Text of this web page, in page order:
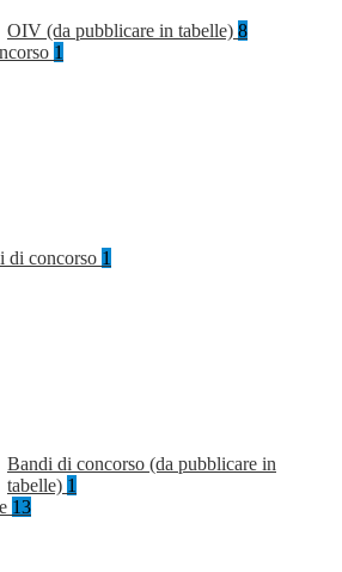
OIV (da pubblicare in tabelle) 8
1
di concorso 1
Bandi di concorso (da pubblicare in
tabelle) 1
13